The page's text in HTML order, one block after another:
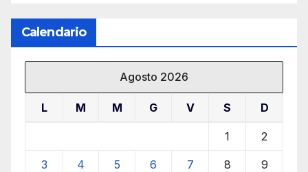
Calendario
Agosto 2026
L M M G V S D
1 2
3 4 5 6 7 8 9